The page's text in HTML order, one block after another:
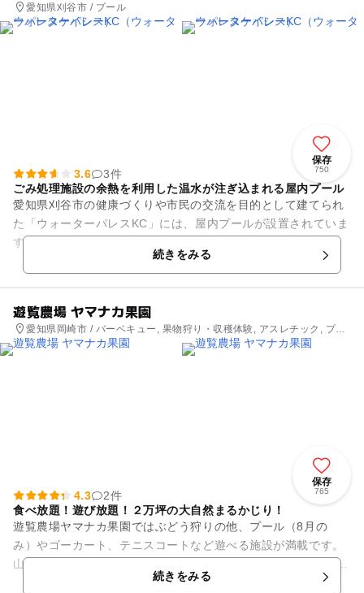
愛知県刈谷市 / プール
保存
750
3.6
3件
ごみ処理施設の余熱を利用した温水が注ぎ込まれる屋内プール
愛知県刈谷市の健康づくりや市民の交流を目的として建てられ
た「ウォーターパレスKC」には、屋内プールが設置されていま
す。 子ども達に大人気のウォータースライダーが2基の他に
続きをみる
遊覧農場 ヤマナカ果園
愛知県岡崎市 / バーベキュー, 果物狩り・収穫体験, アスレチック, プー
ル
保存
765
4.3
2件
食べ放題！遊び放題！２万坪の大自然まるかじり！
遊覧農場ヤマナカ果園ではぶどう狩りの他、プール（8月の
み）やゴーカート、テニスコートなど遊べる施設が満載です。
山の中にあり、自然満載の遊具がたくさんあります。 ジャング
続きをみる